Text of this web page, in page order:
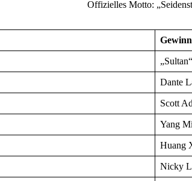
Offizielles Motto:
Dante
Scott
Yang
Huang
Nicky